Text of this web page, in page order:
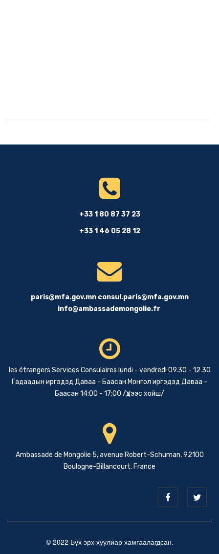
+33 1 80 87 37 23
+33 1 46 05 28 12
paris@mfa.gov.mn consul.paris@mfa.gov.mn
info@ambassademongolie.fr
les étrangers Services Consulaires lundi - vendredi 09.30 - 12.30
Гадаадын иргэдэд Даваа - Баасан Монгол иргэдэд Даваа -
Баасан 14:00 - 17:00 /Үдээс хойш/
Ambassade de Mongolie 5, avenue Robert-Schuman, 92100
Boulogne-Billancourt, France
© 2022 Бүх эрх хуулиар хамгаалагдсан.